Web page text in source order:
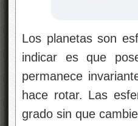
Los planetas son
indicar es que
permanece
hace rotar. Las
grado sin que